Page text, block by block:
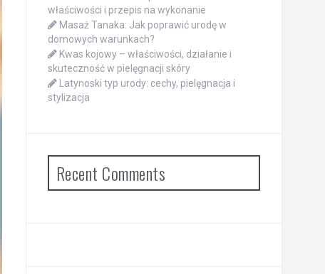
właściwości i przepis na wykonanie
Masaż Tanaka: Jak poprawić urodę w
domowych warunkach?
Kwas kojowy – właściwości, działanie i
skuteczność w pielęgnacji skóry
Latynoski typ urody: cechy, pielęgnacja i
stylizacja
Recent Comments